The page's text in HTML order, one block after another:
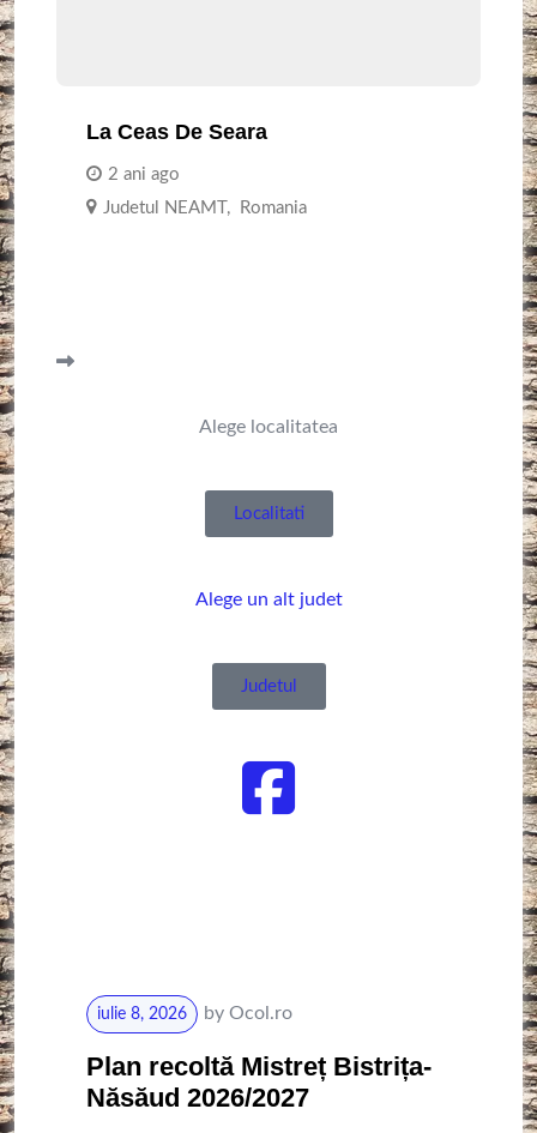
La Ceas De Seara
2 ani ago
Judetul NEAMT , Romania
Alege localitatea
Localitati
Alege un alt judet
Judetul
iulie 8, 2026 by Ocol.ro
Plan recoltă Mistreț Bistrița-
Năsăud 2026/2027